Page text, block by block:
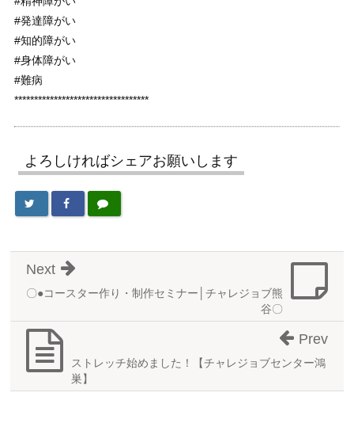
#発達障がい
#知的障がい
#身体障がい
#難病
**********************************
よろしければシェアお願いします
〇●コースター作り・制作セミナー│チャレジョブ熊
谷〇
Next
ストレッチ始めました！【チャレジョブセンター鴻
巣】
Prev